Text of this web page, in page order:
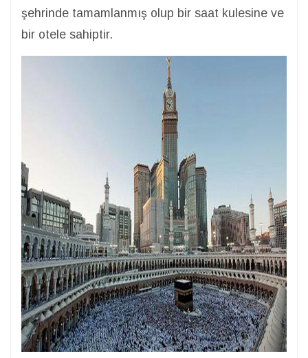
şehrinde tamamlanmış olup bir saat kulesine ve
bir otele sahiptir.